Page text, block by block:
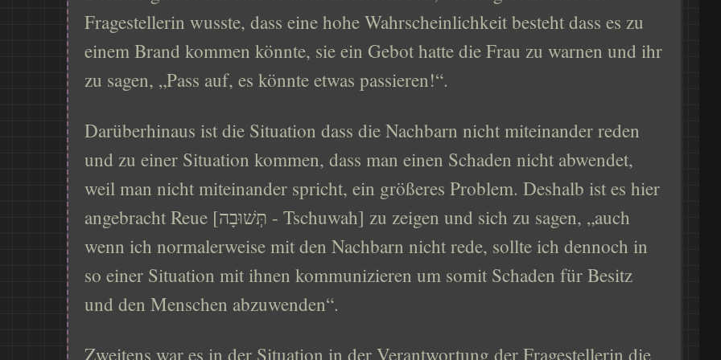
Fragestellerin wusste, dass eine hohe Wahrscheinlichkeit besteht dass es zu
einem Brand kommen könnte, sie ein Gebot hatte die Frau zu warnen und ihr
zu sagen, „Pass auf, es könnte etwas passieren!“.
Darüberhinaus ist die Situation dass die Nachbarn nicht miteinander reden
und zu einer Situation kommen, dass man einen Schaden nicht abwendet,
weil man nicht miteinander spricht, ein größeres Problem. Deshalb ist es hier
angebracht Reue [תְּשׁוּבָה - Tschuwah] zu zeigen und sich zu sagen, „auch
wenn ich normalerweise mit den Nachbarn nicht rede, sollte ich dennoch in
so einer Situation mit ihnen kommunizieren um somit Schaden für Besitz
und den Menschen abzuwenden“.
Zweitens war es in der Situation in der Verantwortung der Fragestellerin die